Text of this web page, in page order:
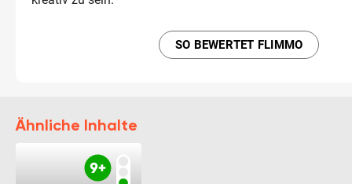
SO BEWERTET FLIMMO
Ähnliche Inhalte